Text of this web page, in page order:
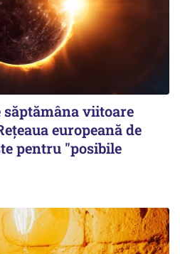
săptămâna viitoare
europeană de
pentru "posibile